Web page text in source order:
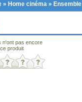
» Home cinéma »
n'ont pas encore
produit